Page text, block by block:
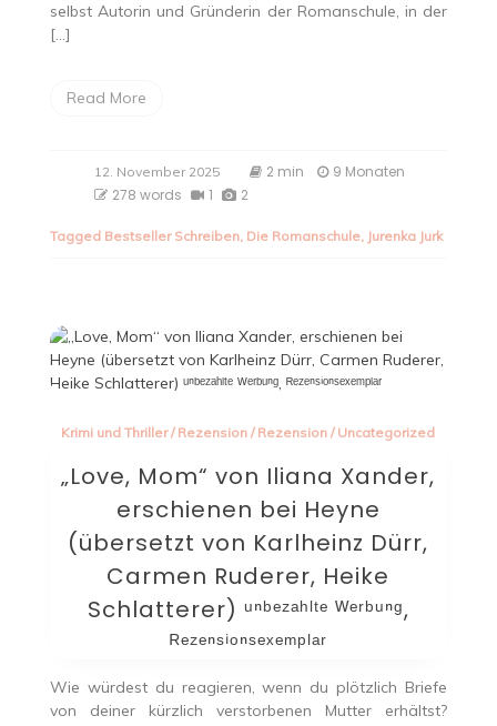
selbst Autorin und Gründerin der Romanschule, in der
[…]
Read More
12. November 2025 2 min
9 Monaten
278 words
1 2
Tagged Bestseller Schreiben, Die Romanschule, Jurenka Jurk
Krimi und Thriller/ Rezension / Rezension / Uncategorized
„Love, Mom“ von Iliana Xander,
erschienen bei Heyne
(übersetzt von Karlheinz Dürr,
Carmen Ruderer, Heike
Schlatterer) ᵘⁿᵇᵉᶻᵃʰˡᵗᵉ ᵂᵉʳᵇᵘⁿᵍ,
ᴿᵉᶻᵉⁿˢⁱᵒⁿˢᵉˣᵉᵐᵖˡᵃʳ
Wie würdest du reagieren, wenn du plötzlich Briefe
von deiner kürzlich verstorbenen Mutter erhältst?